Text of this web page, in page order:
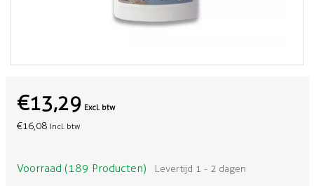
€13,29 Excl. btw
€16,08 Incl. btw
Voorraad (189 Producten) Levertijd 1 - 2 dagen